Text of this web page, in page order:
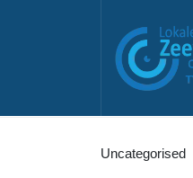
Uncategorised